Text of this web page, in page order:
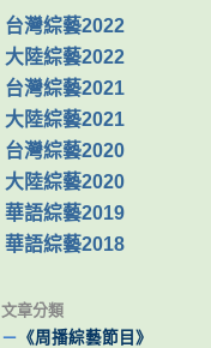
台灣綜藝2022
大陸綜藝2022
台灣綜藝2021
大陸綜藝2021
台灣綜藝2020
大陸綜藝2020
華語綜藝2019
華語綜藝2018
文章分類
－ 《周播綜藝節目》